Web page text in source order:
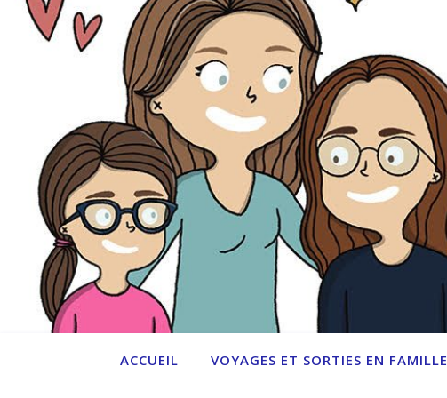
ACCUEIL VOYAGES ET SORTIES EN FAMILLE